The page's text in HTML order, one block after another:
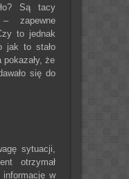
Są tacy
zapewne
to jednak
jak to stało
że
się do
sytuacji,
otrzymał
informację w